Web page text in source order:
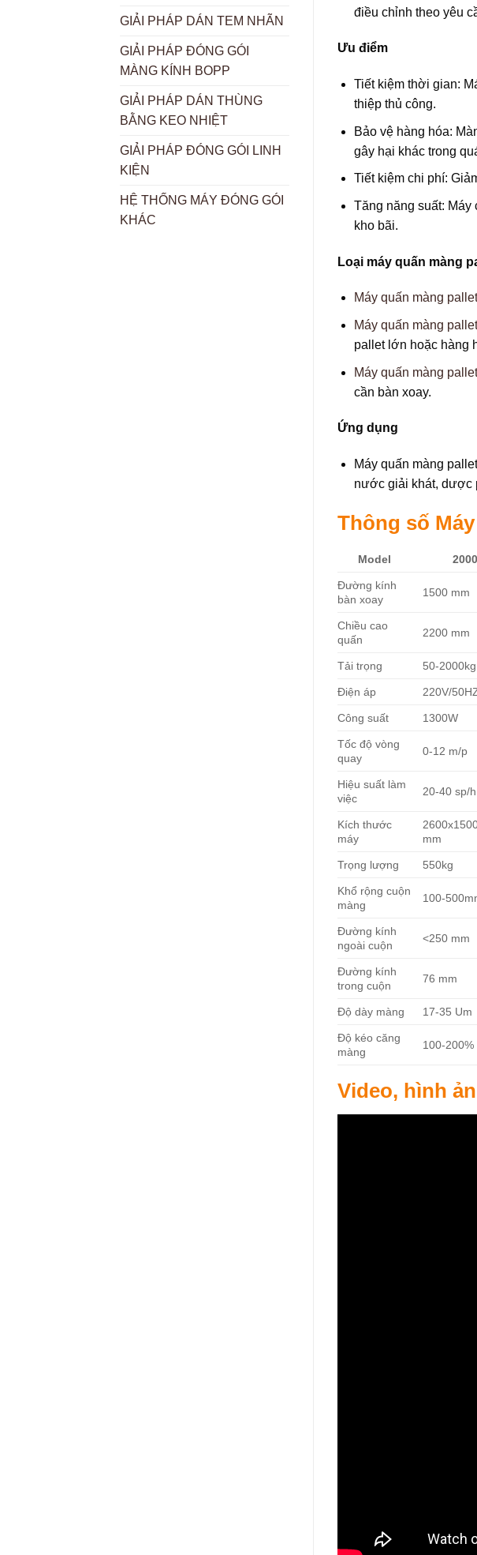
GIẢI PHÁP DÁN TEM NHÃN
GIẢI PHÁP ĐÓNG GÓI
MÀNG KÍNH BOPP
GIẢI PHÁP DÁN THÙNG
BẰNG KEO NHIỆT
GIẢI PHÁP ĐÓNG GÓI LINH
KIỆN
HỆ THỐNG MÁY ĐÓNG GÓI
KHÁC
điều chỉnh theo yêu
Ưu điểm
Tiết kiệm thời gian:
thiệp thủ công.
Bảo vệ hàng hóa:
gây hại khác trong
Tiết kiệm chi phí:
Tăng năng suất: Máy
kho bãi.
Loại máy quấn màng
Máy quấn màng
Máy quấn màng
pallet lớn hoặc hàng
Máy quấn màng
cần bàn xoay.
Ứng dụng
Máy quấn màng
nước giải khát, dược
Thông số
Model
Đường kính
bàn xoay
1500 mm
Chiều cao
quấn
2200 mm
Tải trọng 50-2000kg
Điện áp 220V/
Công suất 1300W
Tốc độ vòng
quay
0-12 m/p
Hiệu suất làm
việc
20-40 sp/h
Kích thước
máy
mm
Trọng lượng 550kg
Khổ rộng cuộn
màng
100-
Đường kính
ngoài cuộn
<250 mm
Đường kính
trong cuộn
76 mm
Độ dày màng 17-35 Um
Độ kéo căng
màng
100-200%
Video, hình